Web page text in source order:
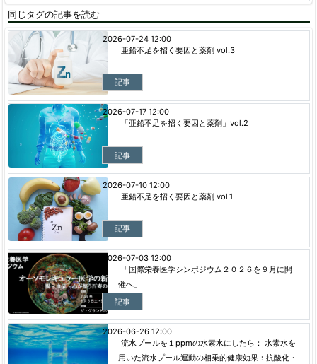
同じタグの記事を読む
亜鉛不足を招く要因と薬剤 vol.3
記事
2026-07-24 12:00
「亜鉛不足を招く要因と薬剤」vol.2
記事
2026-07-17 12:00
亜鉛不足を招く要因と薬剤 vol.1
記事
2026-07-10 12:00
「国際栄養医学シンポジウム２０２６を９月に開
催へ」
記事
2026-07-03 12:00
流水プールを１ppmの水素水にしたら： 水素水を
用いた流水プール運動の相乗的健康効果：抗酸化・
2026-06-26 12:00